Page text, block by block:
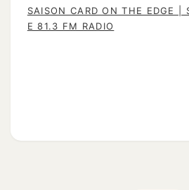
SAISON CARD ON THE EDGE |
E 81.3 FM RADIO